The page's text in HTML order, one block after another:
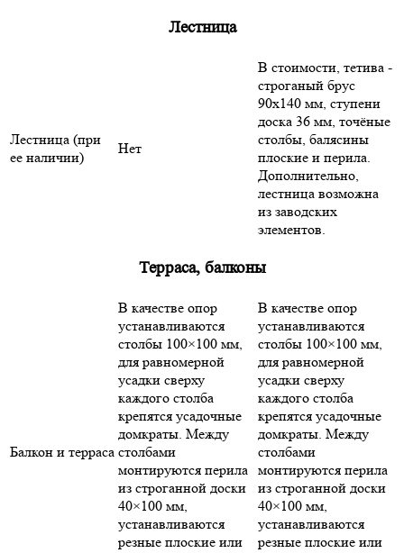
Лестница
Лестница (при
ее наличии)
Нет
В стоимости, тетива -
строганый брус
90х140 мм, ступени
доска 36 мм, точёные
столбы, балясины
плоские и перила.
Дополнительно,
лестница возможна
из заводских
элементов.
Терраса, балконы
Балкон и терраса
В качестве опор
устанавливаются
столбы 100×100 мм,
для равномерной
усадки сверху
каждого столба
крепятся усадочные
домкраты. Между
столбами
монтируются перила
из строганной доски
40×100 мм,
устанавливаются
резные плоские или
В качестве опор
устанавливаются
столбы 100×100 мм,
для равномерной
усадки сверху
каждого столба
крепятся усадочные
домкраты. Между
столбами
монтируются перила
из строганной доски
40×100 мм,
устанавливаются
резные плоские или